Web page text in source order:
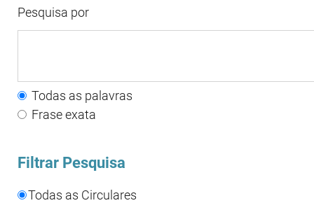
Pesquisa por
Todas as palavras
Frase exata
Filtrar Pesquisa
Todas as Circulares